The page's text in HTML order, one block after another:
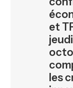
et
les